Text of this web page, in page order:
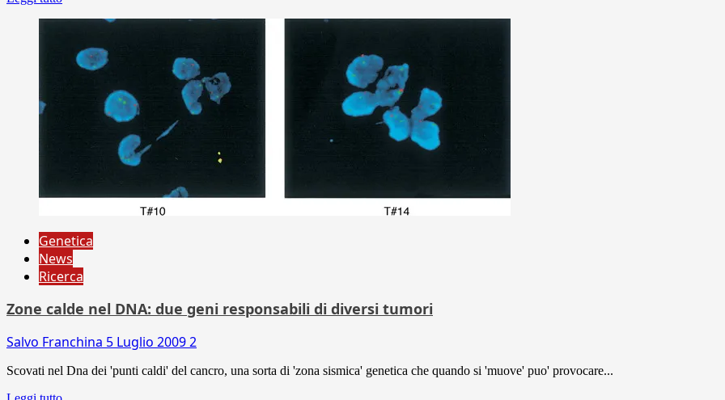
Genetica
News
Ricerca
Zone calde nel DNA: due geni responsabili di diversi tumori
Salvo Franchina 5 Luglio 20092
Scovati nel Dna dei 'punti caldi' del cancro, una sorta di 'zona sismica' genetica che quando si 'muove' puo' provocare...